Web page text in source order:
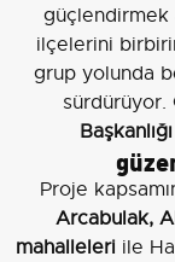
güçlendirmek
ilçelerini
grup yolunda
sürdürüyor.
Başkanlığı
Proje
Arcabulak,
mahalleleri ile